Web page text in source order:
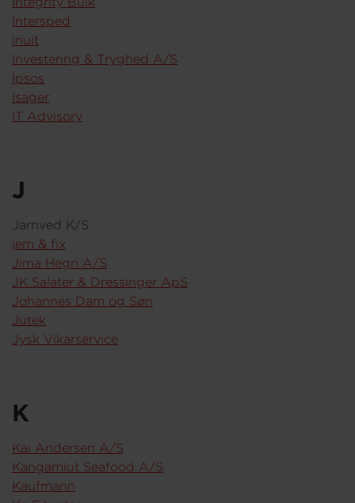
Intersped
inuit
Investering & Tryghed A/S
Ipsos
Isager
IT Advisory
J
Jarnved K/S
jem & fix
Jima Hegn A/S
JK Salater & Dressinger ApS
Johannes Dam og Søn
Jutek
Jysk Vikarservice
K
Kai Andersen A/S
Kangamiut Seafood A/S
Kaufmann